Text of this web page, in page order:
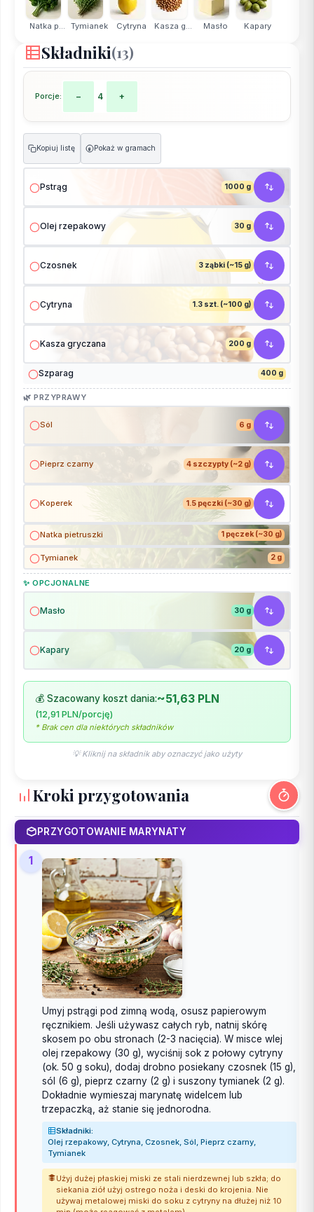
Natka p... Tymianek Cytryna Kasza g... Masło Kapary
Składniki(13)
Porcje: − 4 +
Kopiuj listę g Pokaż w gramach
Pstrąg 1000 g
Olej rzepakowy 30 g
Czosnek 3 ząbki (~15 g)
Cytryna 1.3 szt. (~100 g)
Kasza gryczana 200 g
Szparag 400 g
🌿 PRZYPRAWY
Sól 6 g
Pieprz czarny 4 szczypty (~2 g)
Koperek 1.5 pęczki (~30 g)
Natka pietruszki 1 pęczek (~30 g)
Tymianek 2 g
✨ OPCJONALNE
Masło 30 g
Kapary 20 g
💰 Szacowany koszt dania:~51,63 PLN
(12,91 PLN/porcję)
* Brak cen dla niektórych składników
💡 Kliknij na składnik aby oznaczyć jako użyty
Kroki przygotowania
PRZYGOTOWANIE MARYNATY
1
Umyj pstrągi pod zimną wodą, osusz papierowym
ręcznikiem. Jeśli używasz całych ryb, natnij skórę
skosem po obu stronach (2-3 nacięcia). W misce wlej
olej rzepakowy (30 g), wyciśnij sok z połowy cytryny
(ok. 50 g soku), dodaj drobno posiekany czosnek (15 g),
sól (6 g), pieprz czarny (2 g) i suszony tymianek (2 g).
Dokładnie wymieszaj marynatę widelcem lub
trzepaczką, aż stanie się jednorodna.
Składniki:
Olej rzepakowy, Cytryna, Czosnek, Sól, Pieprz czarny,
Tymianek
Użyj dużej płaskiej miski ze stali nierdzewnej lub szkła; do
siekania ziół użyj ostrego noża i deski do krojenia. Nie
używaj metalowej miski do soku z cytryny na dłużej niż 10